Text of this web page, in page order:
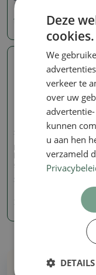
10.33 €
keramiek 12,5 x 11,5
geel
7.85 €
Deze
cookies.
We
verkeer te
over uw
kunnen
u aan hen
verzameld